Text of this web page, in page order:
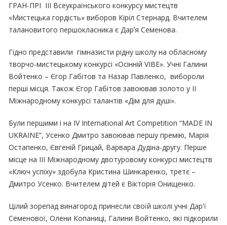
ГРАН-ПРІ ІІІ Всеукраїнського конкурсу мистецтв
«Мистецька гордість» виборов Кіріл Стернард. Вчителем
талановитого першокласника є Дарʼя Семенова.
Гідно представили гімназисти рідну школу на обласному
творчо-мистецькому конкурсі «Осінній VIBE». Учні Галини
Войтенко – Єгор Габітов та Назар Павленко, вибороли
перші місця. Також Єгор Габітов завоював золото у ІІ
Міжнародному конкурсі талантів «Дім для душі».
Були першими і на IV International Art Competition “MADE IN
UKRAINE”, Усенко Дмитро завоював першу премію, Марія
Остапенко, Євгеній Грицай, Варвара Дудіна-другу. Перше
місце на ІІІ Міжнародному двотуровому конкурсі мистецтв
«Ключ успіху» здобула Кристина Шинкаренко, третє –
Дмитро Усенко. Вчителем дітей є Вікторія Онищенко.
Цілий зорепад винагород принесли своїй школі учні Дар'ї
Семенової, Олени Копаниці, Галини Войтенко, які підкорили